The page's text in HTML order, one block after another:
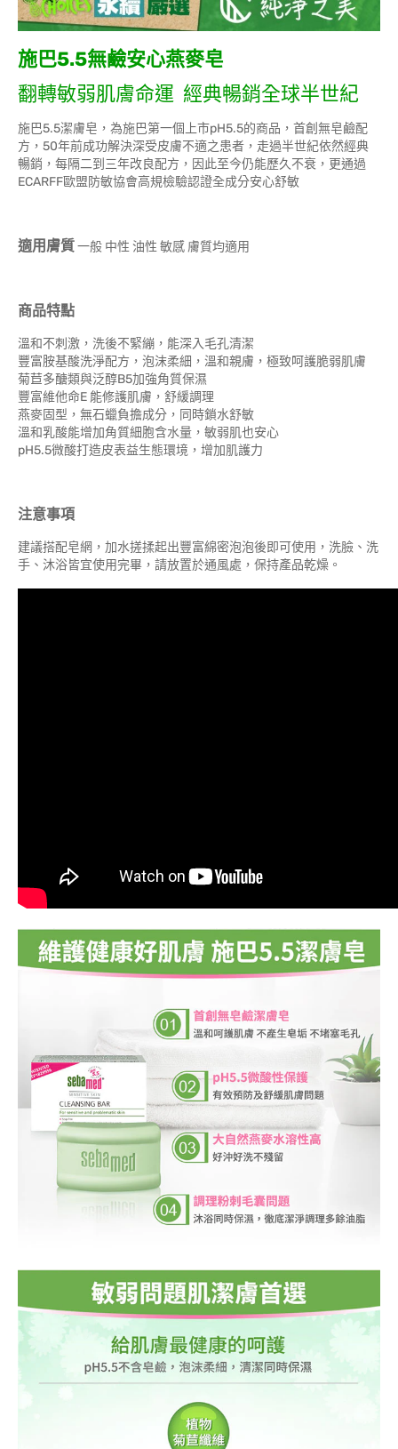
施巴5.5無鹼安心燕麥皂
翻轉敏弱肌膚命運 經典暢銷全球半世紀
施巴5.5潔膚皂，為施巴第一個上市pH5.5的商品，首創無皂鹼配
方，50年前成功解決深受皮膚不適之患者，走過半世紀依然經典
暢銷，每隔二到三年改良配方，因此至今仍能歷久不衰，更通過
ECARFF歐盟防敏協會高規檢驗認證全成分安心舒敏
適用膚質一般 中性 油性 敏感 膚質均適用
商品特點
溫和不刺激，洗後不緊繃，能深入毛孔清潔
豐富胺基酸洗淨配方，泡沫柔細，溫和親膚，極致呵護脆弱肌膚
菊苣多醣類與泛醇B5加強角質保濕
豐富維他命E 能修護肌膚，舒緩調理
燕麥固型，無石蠟負擔成分，同時鎖水舒敏
溫和乳酸能增加角質細胞含水量，敏弱肌也安心
pH5.5微酸打造皮表益生態環境，增加肌護力
注意事項
建議搭配皂網，加水搓揉起出豐富綿密泡泡後即可使用，洗臉、洗
手、沐浴皆宜使用完畢，請放置於通風處，保持產品乾燥。